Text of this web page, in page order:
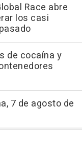
Race abre
los casi
de cocaína y
7 de agosto de